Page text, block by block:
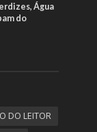
Água
do
DO LEITOR